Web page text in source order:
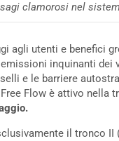
clamorosi nel
agli utenti e benefici
inquinanti
e le barriere
Flow è attivo nella
il tronco II